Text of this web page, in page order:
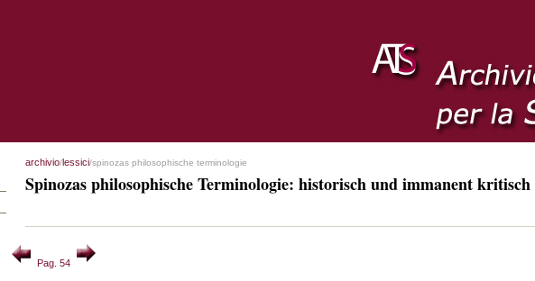
archivio/lessici/spinozas philosophische terminologie
Spinozas philosophische Terminologie: historisch und immanent
Pag. 54